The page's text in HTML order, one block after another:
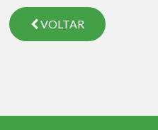
VOLTAR